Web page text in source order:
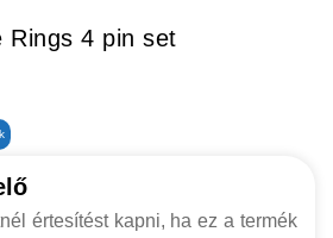
Rings 4 pin set
értesítést kapni, ha ez a termék